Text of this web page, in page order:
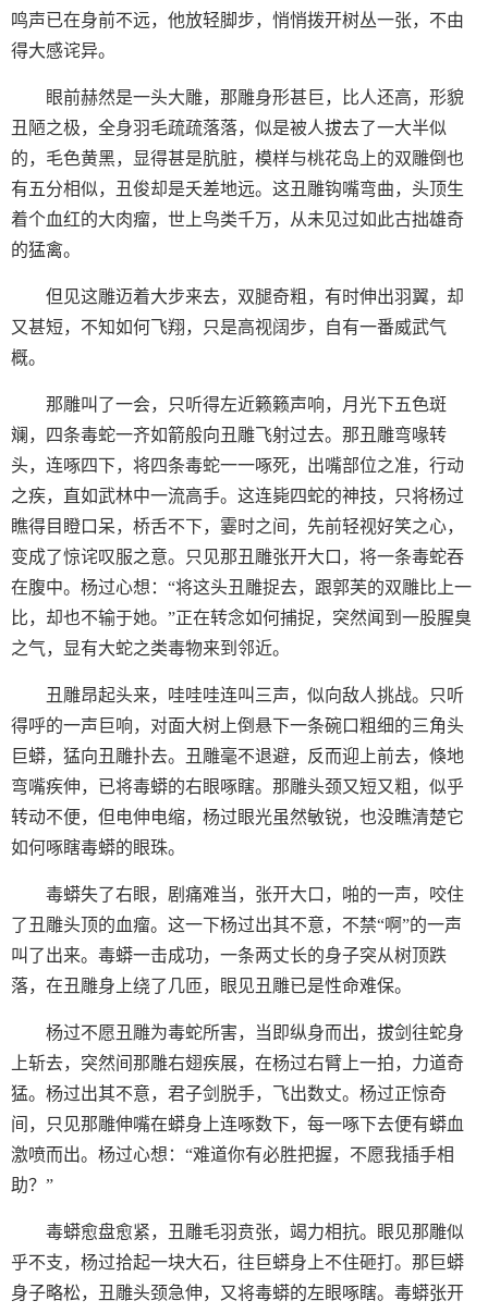
鸣声已在身前不远，他放轻脚步，悄悄拨开树丛一张，不由
得大感诧异。
眼前赫然是一头大雕，那雕身形甚巨，比人还高，形貌
丑陋之极，全身羽毛疏疏落落，似是被人拔去了一大半似
的，毛色黄黑，显得甚是肮脏，模样与桃花岛上的双雕倒也
有五分相似，丑俊却是夭差地远。这丑雕钩嘴弯曲，头顶生
着个血红的大肉瘤，世上鸟类千万，从未见过如此古拙雄奇
的猛禽。
但见这雕迈着大步来去，双腿奇粗，有时伸出羽翼，却
又甚短，不知如何飞翔，只是高视阔步，自有一番威武气
概。
那雕叫了一会，只听得左近籁籁声响，月光下五色斑
斓，四条毒蛇一齐如箭般向丑雕飞射过去。那丑雕弯喙转
头，连啄四下，将四条毒蛇一一啄死，出嘴部位之准，行动
之疾，直如武林中一流高手。这连毙四蛇的神技，只将杨过
瞧得目瞪口呆，桥舌不下，霎时之间，先前轻视好笑之心，
变成了惊诧叹服之意。只见那丑雕张开大口，将一条毒蛇吞
在腹中。杨过心想：“将这头丑雕捉去，跟郭芙的双雕比上一
比，却也不输于她。”正在转念如何捕捉，突然闻到一股腥臭
之气，显有大蛇之类毒物来到邻近。
丑雕昂起头来，哇哇哇连叫三声，似向敌人挑战。只听
得呼的一声巨响，对面大树上倒悬下一条碗口粗细的三角头
巨蟒，猛向丑雕扑去。丑雕毫不退避，反而迎上前去，倏地
弯嘴疾伸，已将毒蟒的右眼啄瞎。那雕头颈又短又粗，似乎
转动不便，但电伸电缩，杨过眼光虽然敏锐，也没瞧清楚它
如何啄瞎毒蟒的眼珠。
毒蟒失了右眼，剧痛难当，张开大口，啪的一声，咬住
了丑雕头顶的血瘤。这一下杨过出其不意，不禁“啊”的一声
叫了出来。毒蟒一击成功，一条两丈长的身子突从树顶跌
落，在丑雕身上绕了几匝，眼见丑雕已是性命难保。
杨过不愿丑雕为毒蛇所害，当即纵身而出，拔剑往蛇身
上斩去，突然间那雕右翅疾展，在杨过右臂上一拍，力道奇
猛。杨过出其不意，君子剑脱手，飞出数丈。杨过正惊奇
间，只见那雕伸嘴在蟒身上连啄数下，每一啄下去便有蟒血
激喷而出。杨过心想：“难道你有必胜把握，不愿我插手相
助？”
毒蟒愈盘愈紧，丑雕毛羽贲张，竭力相抗。眼见那雕似
乎不支，杨过拾起一块大石，往巨蟒身上不住砸打。那巨蟒
身子略松，丑雕头颈急伸，又将毒蟒的左眼啄瞎。毒蟒张开